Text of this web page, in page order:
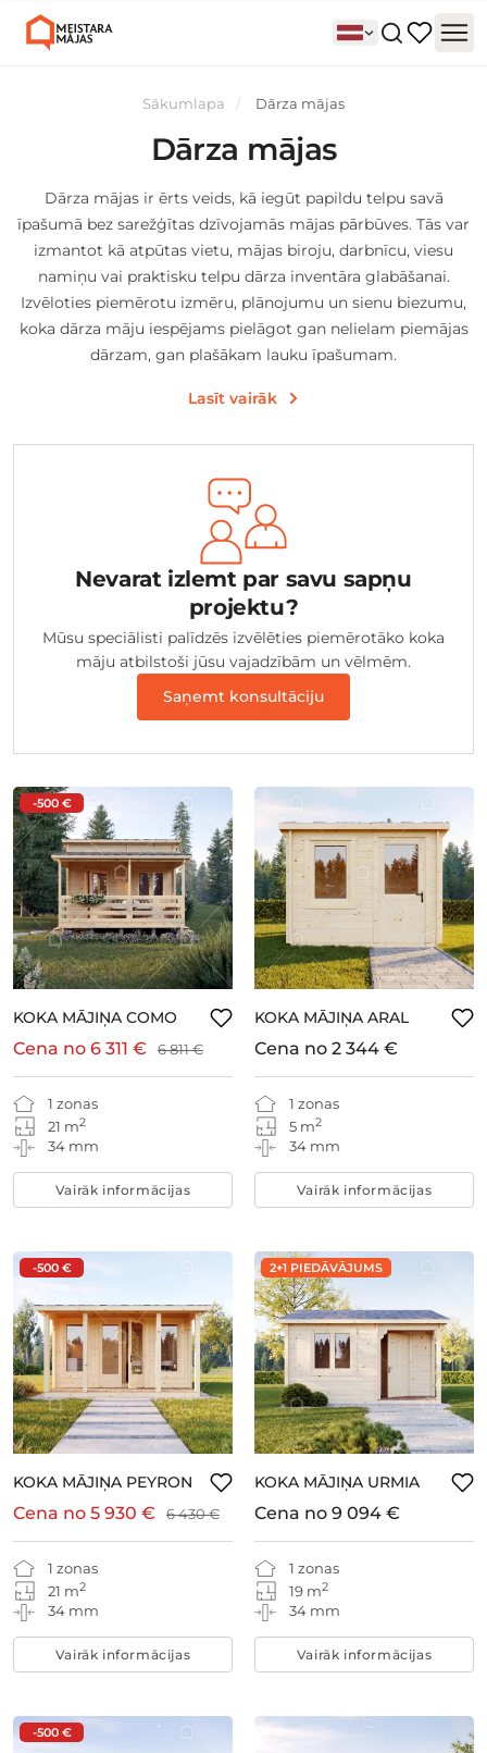
Sākumlapa Dārza mājas
Dārza mājas
Dārza mājas ir ērts veids, kā iegūt papildu telpu savā
īpašumā bez sarežģītas dzīvojamās mājas pārbūves. Tās var
izmantot kā atpūtas vietu, mājas biroju, darbnīcu, viesu
namiņu vai praktisku telpu dārza inventāra glabāšanai.
Izvēloties piemērotu izmēru, plānojumu un sienu biezumu,
koka dārza māju iespējams pielāgot gan nelielam piemājas
dārzam, gan plašākam lauku īpašumam.
Lasīt vairāk
Nevarat izlemt par savu sapņu
projektu?
Mūsu speciālisti palīdzēs izvēlēties piemērotāko koka
māju atbilstoši jūsu vajadzībām un vēlmēm.
Saņemt konsultāciju
-500 €
KOKA MĀJIŅA COMO
1 zonas
21 m2
34 mm
Cena no 6 311 € 6 811 €
Vairāk informācijas
KOKA MĀJIŅA ARAL
1 zonas
5 m2
34 mm
Cena no 2 344 €
Vairāk informācijas
-500 €
KOKA MĀJIŅA PEYRON
1 zonas
21 m2
34 mm
Cena no 5 930 € 6 430 €
Vairāk informācijas
2+1 PIEDĀVĀJUMS
KOKA MĀJIŅA URMIA
1 zonas
19 m2
34 mm
Cena no 9 094 €
Vairāk informācijas
-500 €